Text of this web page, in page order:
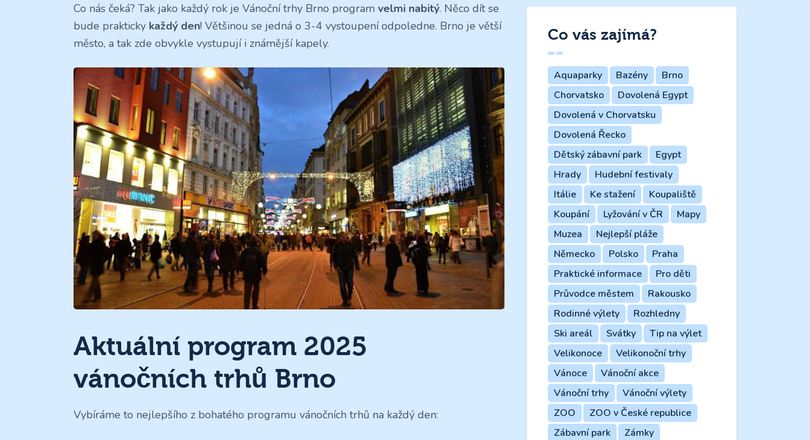
Co nás čeká? Tak jako každý rok je Vánoční trhy Brno program velmi nabitý. Něco dít se
bude prakticky každý den! Většinou se jedná o 3-4 vystoupení odpoledne. Brno je větší
město, a tak zde obvykle vystupují i známější kapely.
Aktuální program 2025
vánočních trhů Brno
Vybíráme to nejlepšího z bohatého programu vánočních trhů na každý den:
Co vás zajímá?
Aquaparky Bazény
Brno
Chorvatsko
Dovolená Egypt
Dovolená v Chorvatsku
Dovolená Řecko
Dětský zábavní park
Egypt
Hrady
Hudební festivaly
Itálie
Ke stažení
Koupaliště
Koupání
Lyžování v ČR
Mapy
Muzea
Nejlepší pláže
Německo
Polsko
Praha
Praktické informace
Pro děti
Průvodce městem
Rakousko
Rodinné výlety
Rozhledny
Ski areál
Svátky
Tip na výlet
Velikonoce
Velikonoční trhy
Vánoce
Vánoční akce
Vánoční trhy
Vánoční výlety
ZOO
ZOO v České republice
Zábavní park
Zámky